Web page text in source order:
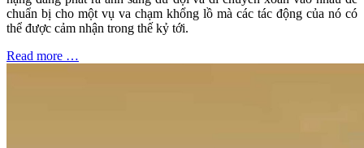
chuẩn bị cho một vụ va chạm khổng lồ mà các tác động của nó có
thể được cảm nhận trong thế kỷ tới.
Read more …